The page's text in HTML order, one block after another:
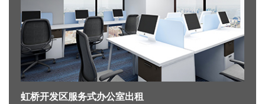
虹桥开发区服务式办公室出租